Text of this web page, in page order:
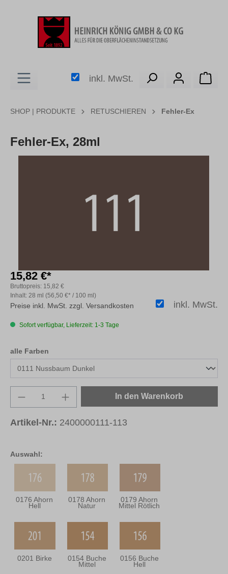
inkl. MwSt.
SHOP | PRODUKTE RETUSCHIEREN Fehler-Ex
Fehler-Ex, 28ml
Auswahl:
0176 Ahorn
Hell
0178 Ahorn
Natur
0179 Ahorn
Mittel Rötlich
0201 Birke 0154 Buche
Mittel
0156 Buche
Hell
15,82 €*
Inhalt: 28 ml (56,50 €* / 100 ml)
Bruttopreis: 15,82 €
inkl. MwSt.
Preise inkl. MwSt. zzgl. Versandkosten
Sofort verfügbar, Lieferzeit: 1-3 Tage
alle Farben
Produkt Anzahl: Gib den gewünschten
In den Warenkorb
Artikel-Nr.: 2400000111-113